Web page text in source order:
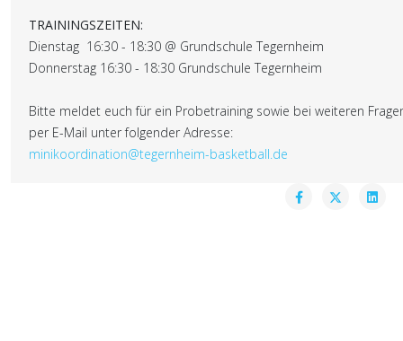
TRAININGSZEITEN:
Dienstag 16:30 - 18:30 @ Grundschule Tegernheim
Donnerstag 16:30 - 18:30 Grundschule Tegernheim
Bitte meldet euch für ein Probetraining sowie bei weiteren
per E-Mail unter folgender Adresse:
minikoordination@tegernheim-basketball.de